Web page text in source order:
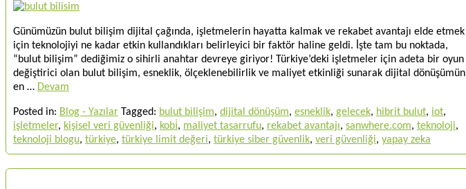
Günümüzün bulut bilişim dijital çağında, işletmelerin hayatta kalmak ve rekabet avantajı elde etmek
için teknolojiyi ne kadar etkin kullandıkları belirleyici bir faktör haline geldi. İşte tam bu noktada,
“bulut bilişim” dediğimiz o sihirli anahtar devreye giriyor! Türkiye’deki işletmeler için adeta bir oyun
değiştirici olan bulut bilişim, esneklik, ölçeklenebilirlik ve maliyet etkinliği sunarak dijital dönüşümün
en … Devam
Posted in: Blog - Yazılar Tagged: bulut bilişim, dijital dönüşüm, esneklik, gelecek, hibrit bulut, iot,
işletmeler, kişisel veri güvenliği, kobi̇, maliyet tasarrufu, rekabet avantajı, sanwhere.com, teknoloji,
teknoloji blogu, türkiye, türkiye limit değeri, türkiye siber güvenlik, veri güvenliği, yapay zeka